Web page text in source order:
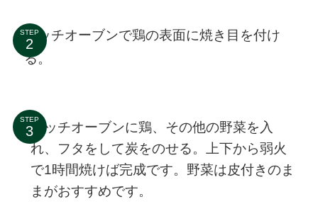
STEP
ダッチオーブンで鶏の表面に焼き目を付け
る。
STEP
ダッチオーブンに鶏、その他の野菜を入
れ、フタをして炭をのせる。上下から弱火
で1時間焼けば完成です。野菜は皮付きのま
まがおすすめです。